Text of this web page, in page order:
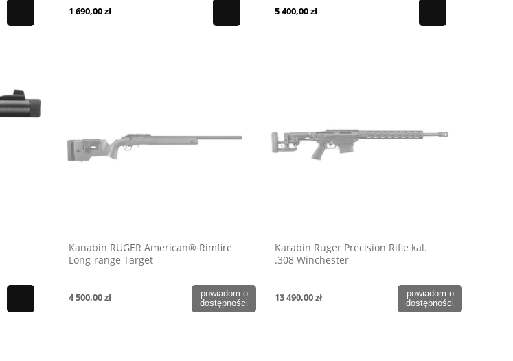
1 690,00 zł 5 400,00 zł
Kanabin RUGER American® Rimfire
Long-range Target
4 500,00 zł
powiadom o
dostępności
Karabin Ruger Precision Rifle kal.
.308 Winchester
13 490,00 zł
powiadom o
dostępności